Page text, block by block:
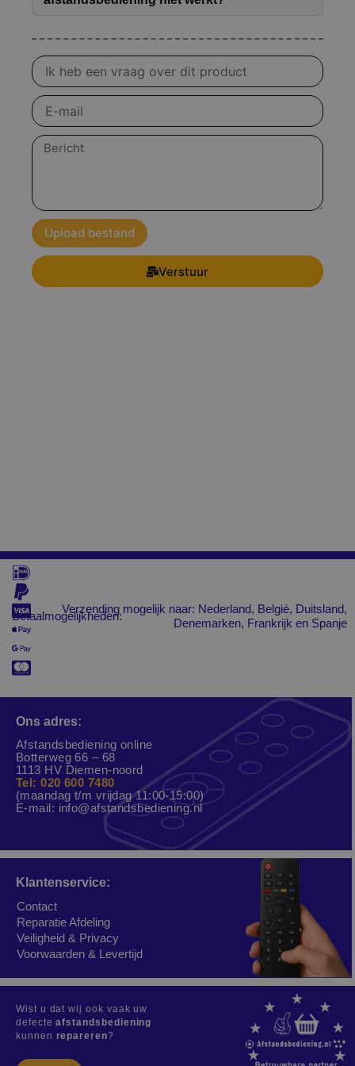
Vraag
over
product
E-
mail
Bericht
Upload bestand
Verstuur
Betaalmogelijkheden:
Verzending mogelijk naar: Nederland, Belgié, Duitsland,
Denemarken, Frankrijk en Spanje
Ons adres:
Afstandsbediening online
Botterweg 66 – 68
1113 HV Diemen-noord
Tel: 020 600 7480
(maandag t/m vrijdag 11:00-15:00)
E-mail: info@afstandsbediening.nl
Klantenservice:
Contact
Reparatie Afdeling
Veiligheid & Privacy
Voorwaarden & Levertijd
Wist u dat wij ook vaak uw
defecteafstandsbediening
kunnen repareren?